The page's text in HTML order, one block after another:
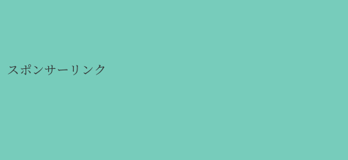
スポンサーリンク